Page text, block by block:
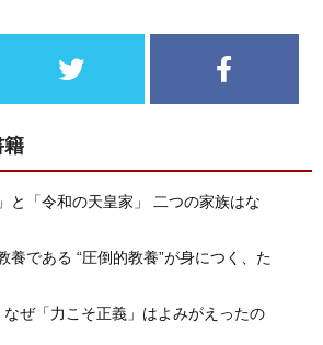
籍
と「令和の天皇家」 二つの家族はな
養である “圧倒的教養”が身につく、た
ぜ「力こそ正義」はよみがえったの